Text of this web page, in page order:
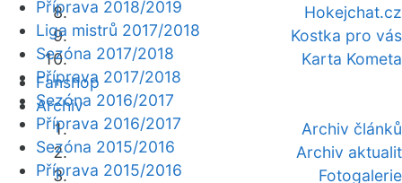
Hokejchat.cz
Kostka pro vás
Karta Kometa
Fanshop
Archiv
Archiv článků
Archiv aktualit
Fotogalerie
Příprava 2018/2019
Liga mistrů 2017/2018
Sezóna 2017/2018
Příprava 2017/2018
Sezóna 2016/2017
Příprava 2016/2017
Sezóna 2015/2016
Příprava 2015/2016